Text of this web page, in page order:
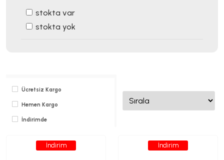
stokta var
stokta yok
Ücretsiz Kargo
Hemen Kargo
İndirimde
İndirim İndirim